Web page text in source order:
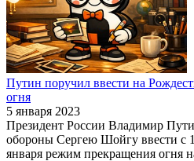
Путин поручил ввести на
огня
5 января 2023
Президент России Владимир
обороны Сергею Шойгу ввести с
января режим прекращения огня